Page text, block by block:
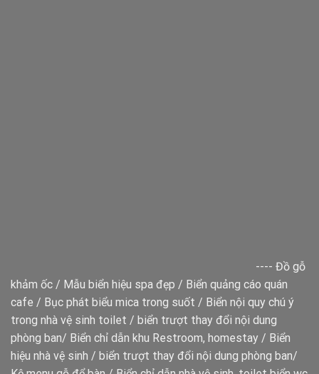
---- Đồ gỗ
khảm ốc / Mẫu biển hiệu spa đẹp / Biển quảng cáo quán
cafe / Bục phát biểu mica trong suốt / Biển nội quy chú ý
trong nhà vệ sinh toilet / biển trượt thay đổi nội dung
phòng ban/ Biển chỉ dẫn khu Restroom, homestay / Biển
hiệu nhà vệ sinh / biển trượt thay đổi nội dung phòng ban/